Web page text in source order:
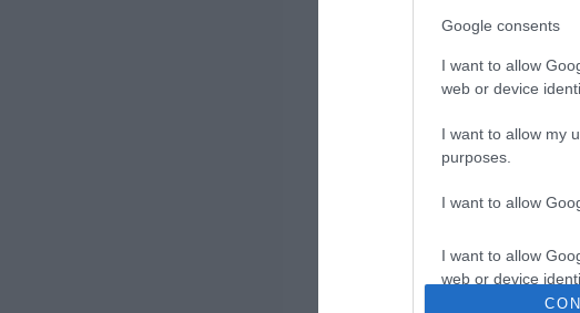
Google consents
I want to allow
web or device
I want to allow my
purposes.
I want to allow
I want to allow
web or device